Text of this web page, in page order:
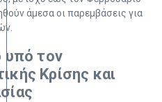
άμεσα οι παρεμβάσεις για
υπό τον
Κρίσης και